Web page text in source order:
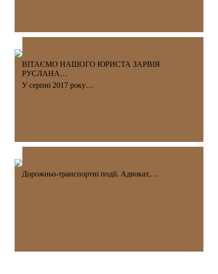
ВІТАЄМО НАШОГО ЮРИСТА ЗАРВІЯ
РУСЛАНА…
У серпні 2017 року…
Дорожньо-транспортні події. Адвокат,…